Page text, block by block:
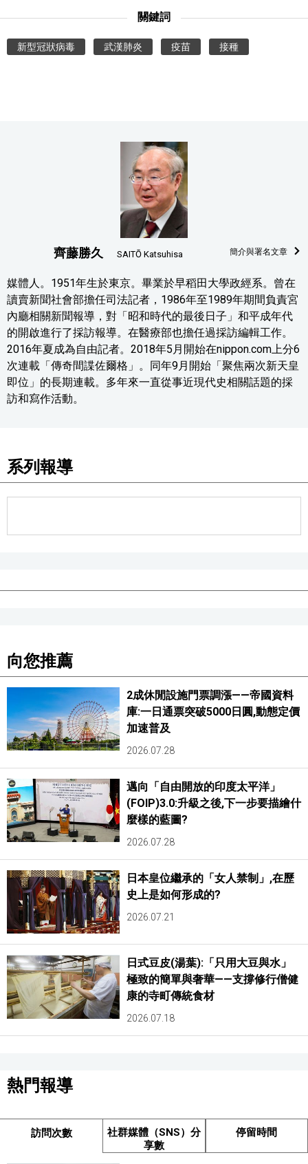
關鍵詞
新型冠狀病毒 武漢肺炎 疫苗 接種
齊藤勝久 SAITŌ Katsuhisa 簡介與署名文章
媒體人。1951年生於東京。畢業於早稻田大學政經系。曾在
讀賣新聞社會部擔任司法記者，1986年至1989年期間負責宮
內廳相關新聞報導，對「昭和時代的最後日子」和平成年代
的開啟進行了採訪報導。在醫療部也擔任過採訪編輯工作。
2016年夏成為自由記者。2018年5月開始在nippon.com上分6
次連載「傳奇間諜佐爾格」。同年9月開始「聚焦兩次新天皇
即位」的長期連載。多年來一直從事近現代史相關話題的採
訪和寫作活動。
系列報導
向您推薦
2成休閒設施門票調漲——帝國資料
庫:一日通票突破5000日圓,動態定價
加速普及
2026.07.28
邁向「自由開放的印度太平洋」
(FOIP)3.0:升級之後,下一步要描繪什
麼樣的藍圖?
2026.07.28
日本皇位繼承的「女人禁制」,在歷
史上是如何形成的?
2026.07.21
日式豆皮(湯葉):「只用大豆與水」
極致的簡單與奢華——支撐修行僧健
康的寺町傳統食材
2026.07.18
熱門報導
訪問次數
社群媒體（SNS）分
享數
停留時間